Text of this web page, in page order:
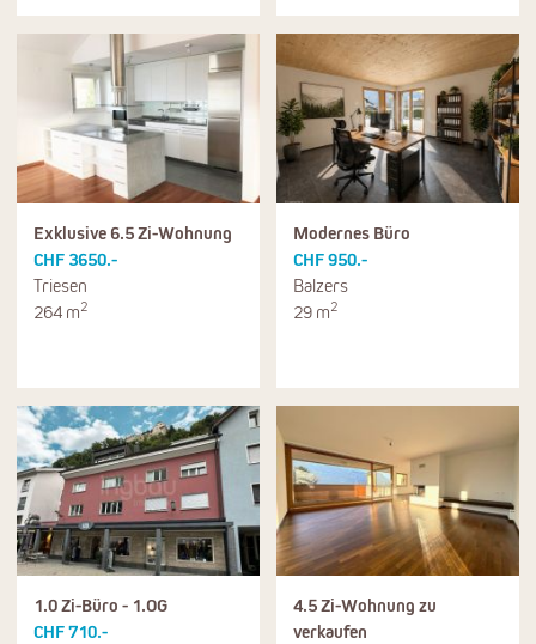
Exklusive 6.5 Zi-Wohnung
CHF 3650.-
Triesen
264 m2
Modernes Büro
CHF 950.-
Balzers
29 m2
1.0 Zi-Büro - 1.OG
CHF 710.-
4.5 Zi-Wohnung zu
verkaufen